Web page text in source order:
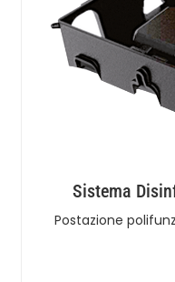
Sistema
Postazione